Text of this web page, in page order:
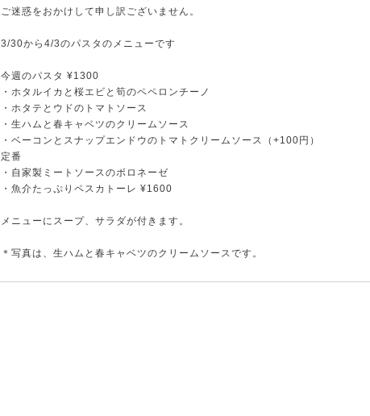
ご迷惑をおかけして申し訳ございません。
3/30から 4/3のパスタのメニューです
今週のパスタ ¥1300
・ホタルイカと桜エビと筍のペペロンチーノ
・ホタテとウドのトマトソース
・生ハムと春キャベツのクリームソース
・ベーコンとスナップエンドウのトマトクリームソース（ +100 円）
定番
・自家製ミートソースのボロネーゼ
・魚介たっぷりペスカトーレ ¥1600
メニューにスープ、サラダが付きます。
＊写真は、 生ハムと春キャベツのクリームソースです。